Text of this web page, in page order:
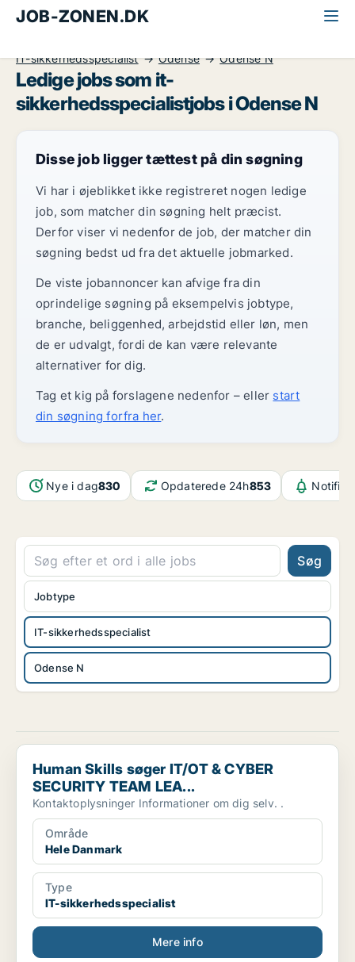
JOB-ZONEN.DK
IT-sikkerhedsspecialist
Odense Odense N
Ledige jobs som it-
sikkerhedsspecialistjobs i Odense N
Disse job ligger tættest på din søgning
Vi har i øjeblikket ikke registreret nogen ledige
job, som matcher din søgning helt præcist.
Derfor viser vi nedenfor de job, der matcher din
søgning bedst ud fra det aktuelle jobmarked.
De viste jobannoncer kan afvige fra din
oprindelige søgning på eksempelvis jobtype,
branche, beliggenhed, arbejdstid eller løn, men
de er udvalgt, fordi de kan være relevante
alternativer for dig.
Tag et kig på forslagene nedenfor – eller start
din søgning forfra her.
Nye i dag830 Opdaterede 24h853
Søg
IT-sikkerhedsspecialist
Odense N
Jobtype
Human Skills søger IT/OT & CYBER SECURITY TEAM LEA...
Human Skills søger IT/OT & CYBER
SECURITY TEAM LEA...
Kontaktoplysninger Informationer om dig selv. .
Område
Hele Danmark
Type
IT-sikkerhedsspecialist
Mere info